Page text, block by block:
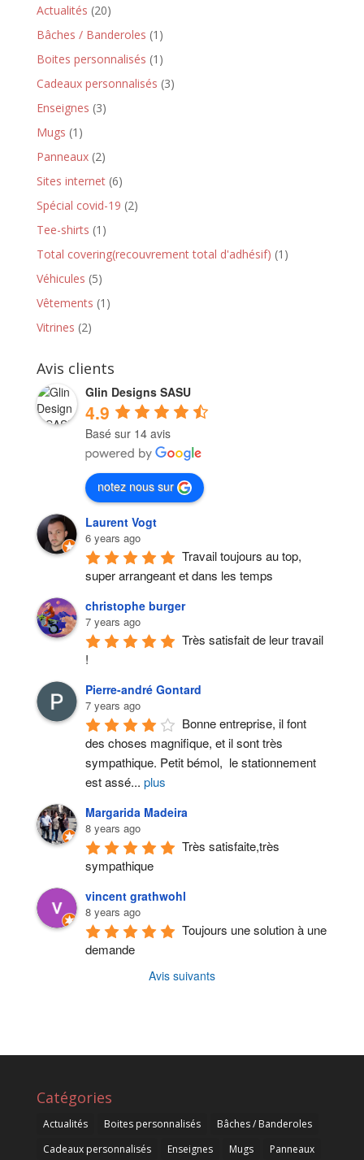
Actualités (20)
Bâches / Banderoles (1)
Boites personnalisés (1)
Cadeaux personnalisés (3)
Enseignes (3)
Mugs (1)
Panneaux(2)
Sites internet(6)
Spécial covid-19 (2)
Tee-shirts (1)
Total covering(recouvrement total d'adhésif) (1)
Véhicules (5)
Vêtements (1)
Vitrines (2)
Avis clients
Glin Designs SASU
4.9
Basé sur 14 avis
notez nous sur
Laurent Vogt
6 years ago
Travail toujours au top,
super arrangeant et dans les temps
christophe burger
7 years ago
Très satisfait de leur travail
!
Pierre-andré Gontard
7 years ago
Bonne entreprise, il font
des choses magnifique, et il sont très
sympathique. Petit bémol,  le stationnement
est assé... plus
Margarida Madeira
8 years ago
Très satisfaite,très
sympathique
vincent grathwohl
8 years ago
Toujours une solution à une
demande
Avis suivants
Catégories
Actualités Boites personnalisés
Bâches / Banderoles
Cadeaux personnalisés
Enseignes Mugs
Panneaux